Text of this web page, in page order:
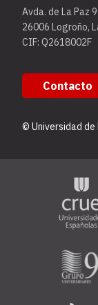
Avda. de La Paz
26006 Logroño,
CIF: Q2618002F
Contacto
© Universidad de